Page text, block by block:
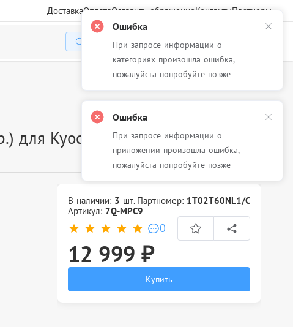
ДоставкаОплатаОставить обращениеКонтактыПартнеры
Избранное Корзина
Kyocera ECOSYS P3055dn,
В наличии: 3 шт. Партномер: 1T02T60NL1/C
Артикул: 7Q-MPC9
0
12 999 ₽
Купить
Ошибка
При запросе информации о
категориях произошла ошибка,
пожалуйста попробуйте позже
Ошибка
При запросе информации о
приложении произошла ошибка,
пожалуйста попробуйте позже